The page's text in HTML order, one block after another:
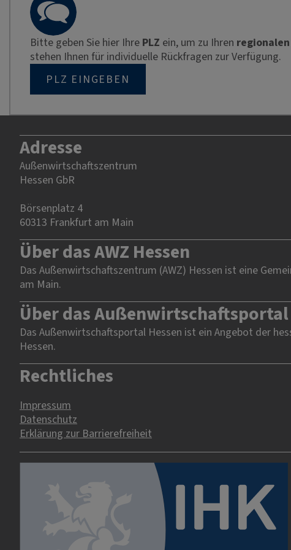
Bitte geben Sie hier Ihre PLZ ein, um zu Ihren
stehen Ihnen für individuelle Rückfragen zur Verfügung.
PLZ EINGEBEN
Adresse
Außenwirtschaftszentrum
Hessen GbR
Börsenplatz 4
60313 Frankfurt am Main
Über das AWZ Hessen
Das Außenwirtschaftszentrum (AWZ) Hessen ist eine
am Main.
Über das Außenwirtschaftsportal
Das Außenwirtschaftsportal Hessen ist ein Angebot der
Hessen.
Rechtliches
Impressum
Datenschutz
Erklärung zur Barrierefreiheit